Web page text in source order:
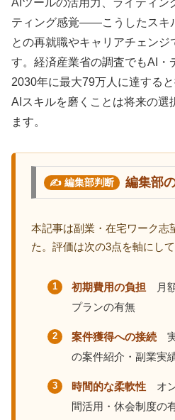
AIツールの活用力、ライティン
ティング感覚——こうしたスキ
との再就職やキャリアチェンジ
す。経済産業省の調査でもAI・
2030年に最大79万人に達する
AIスキルを磨くことは将来の選
ます。
編集部
本記事は副業・在宅ワーク志
た。評価は次の3点を軸にして
初期費用の負担 月
プランの有無
案件獲得への接続実
の案件紹介・副業実
時間的な柔軟性オン
間活用・休会制度の